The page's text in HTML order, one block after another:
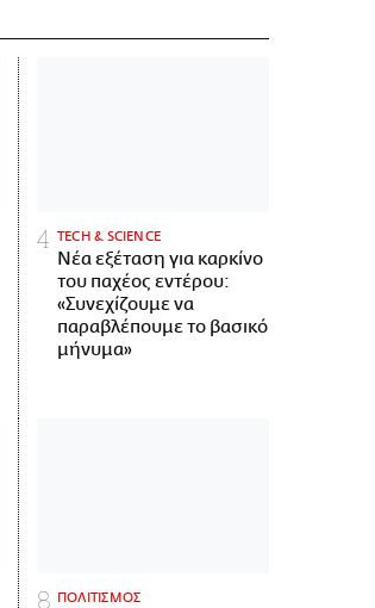
ΤECH & SCIENCE
Νέα εξέταση για καρκίνο
του παχέος εντέρου:
«Συνεχίζουμε να
παραβλέπουμε το βασικό
μήνυμα»
ΠΟΛΙΤΙΣΜΟΣ